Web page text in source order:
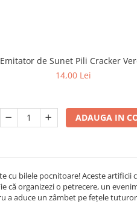
Emitator de Sunet Pili Cracker
14,00 Lei
ADAUGA IN
cu bilele pocnitoare! Aceste
că organizezi o petrecere, un
a aduce un zâmbet pe fețele